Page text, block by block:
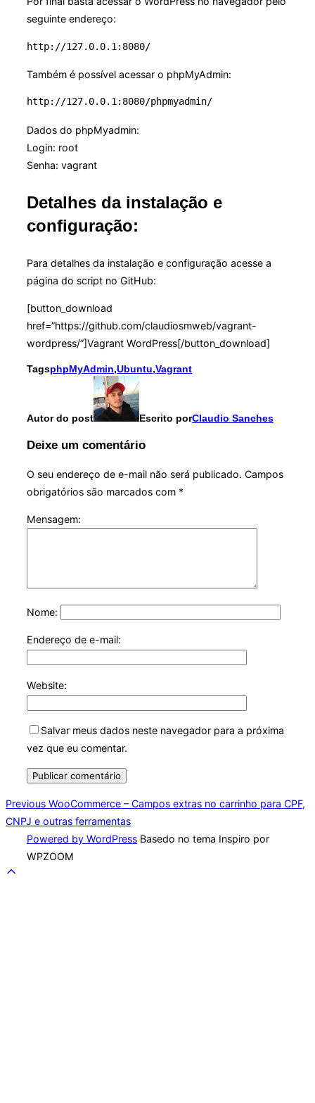
seguinte endereço:
http://127.0.0.1:8080/
Também é possível acessar o phpMyAdmin:
http://127.0.0.1:8080/phpmyadmin/
Dados do phpMyadmin:
Login: root
Senha: vagrant
Detalhes da instalação e
configuração:
Para detalhes da instalação e configuração acesse a
página do script no GitHub:
[button_download
href=”https://github.com/claudiosmweb/vagrant-
wordpress/”]Vagrant WordPress[/button_download]
TagsphpMyAdmin,Ubuntu,Vagrant
Autor do post Escrito porClaudio Sanches
Deixe um comentário
O seu endereço de e-mail não será publicado. Campos
obrigatórios são marcados com *
Mensagem:
Nome:
Endereço de e-mail:
Website:
Salvar meus dados neste navegador para a próxima
vez que eu comentar.
Navegação
de
Post
Previous
Previous WooCommerce – Campos extras no carrinho para CPF,
CNPJ e outras ferramentas
Powered by WordPress Basedo no tema Inspiro por
WPZOOM